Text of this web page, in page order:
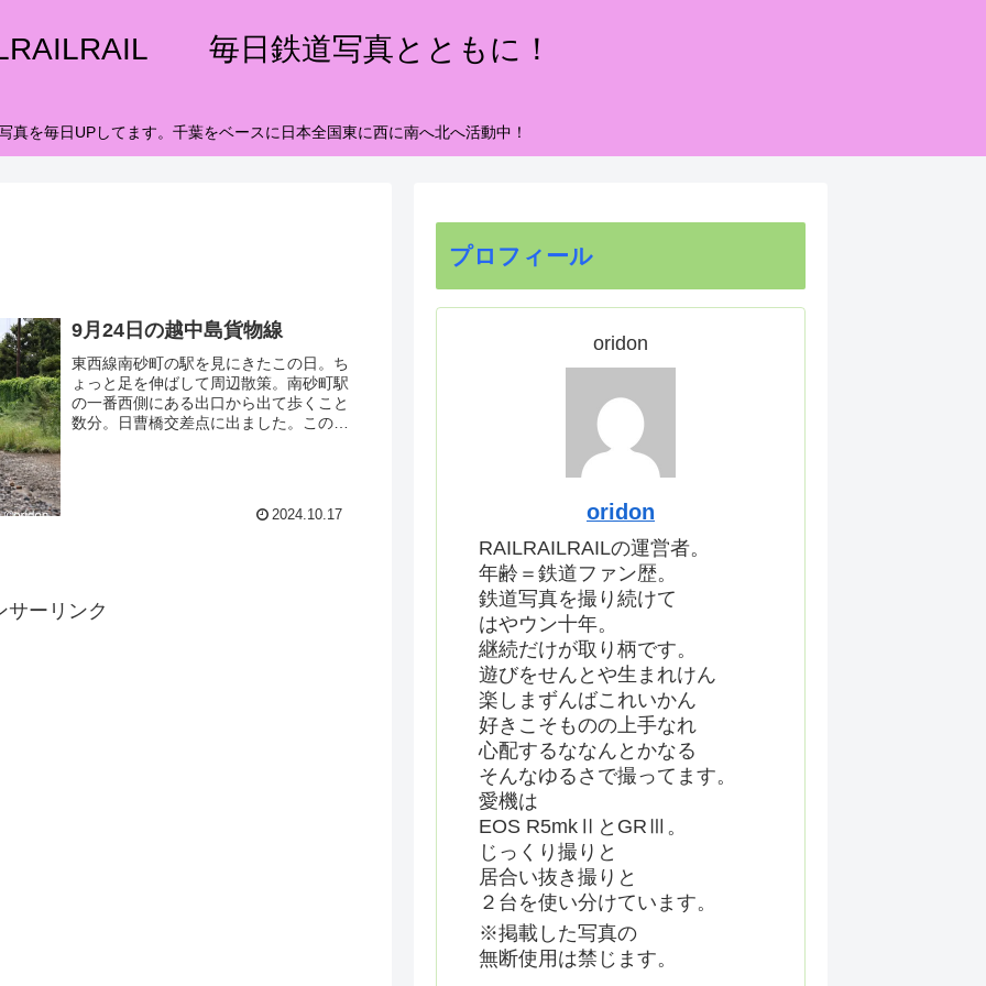
毎日鉄道写真とともに！
真を毎日UPしてます。千葉をベースに日本全国東に西に南へ北へ活動中！
9月24日の越中島貨物線
東西線南砂町の駅を見にきたこの日。ち
ょっと足を伸ばして周辺散策。南砂町駅
の一番西側にある出口から出て歩くこと
数分。日曹橋交差点に出ました。この交
2024.10.17
サーリンク
プロフィール
oridon
oridon
RAILRAILRAILの運営者。
年齢＝鉄道ファン歴。
鉄道写真を撮り続けて
はやウン十年。
継続だけが取り柄です。
遊びをせんとや生まれけん
楽しまずんばこれいかん
好きこそものの上手なれ
心配するななんとかなる
そんなゆるさで撮ってます。
愛機は
EOS R5mkⅡとGRⅢ。
じっくり撮りと
居合い抜き撮りと
２台を使い分けています。
※掲載した写真の
無断使用は禁じます。